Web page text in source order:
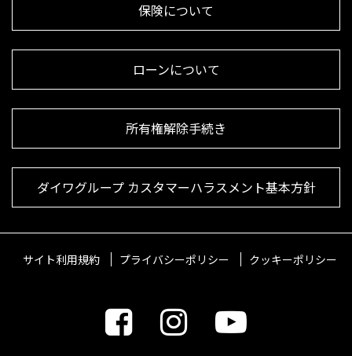
保険について
ローンについて
所有権解除手続き
ダイワグループ カスタマーハラスメント基本方針
サイト利用規約 プライバシーポリシー クッキーポリシー